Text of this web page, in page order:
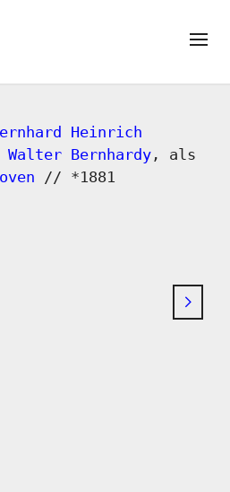
Heinrich
Walter Bernhardy , als
// *1881